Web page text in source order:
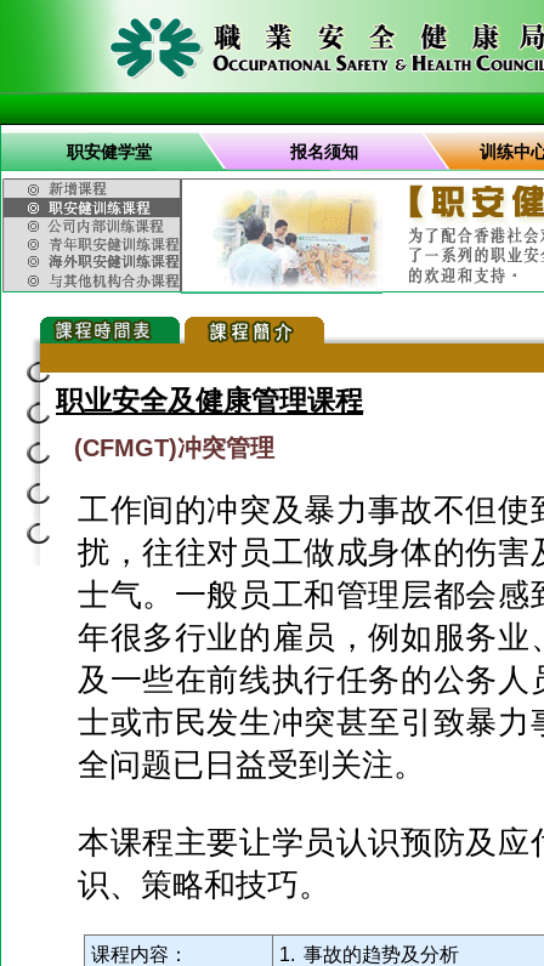
职安健学堂 报名须知 训练中
职业安全及健康管理课程
(CFMGT)冲突管理
工作间的冲突及暴力事故不但使
扰，往往对员工做成身体的伤害
士气。一般员工和管理层都会感
年很多行业的雇员，例如服务业
及一些在前线执行任务的公务
士或市民发生冲突甚至引致暴力
全问题已日益受到关注。
本课程主要让学员认识预防及应
识、策略和技巧。
课程内容：
1. 事故的趋势及分析